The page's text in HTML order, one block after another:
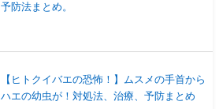
予防法まとめ。
【ヒトクイバエの恐怖！】ムスメの手首から
ハエの幼虫が！対処法、治療、予防まとめ